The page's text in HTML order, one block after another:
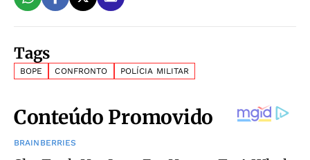
Tags
BOPE CONFRONTO POLÍCIA MILITAR